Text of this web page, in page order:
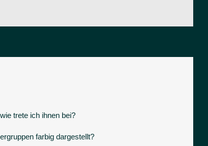
trete ich ihnen bei?
farbig dargestellt?